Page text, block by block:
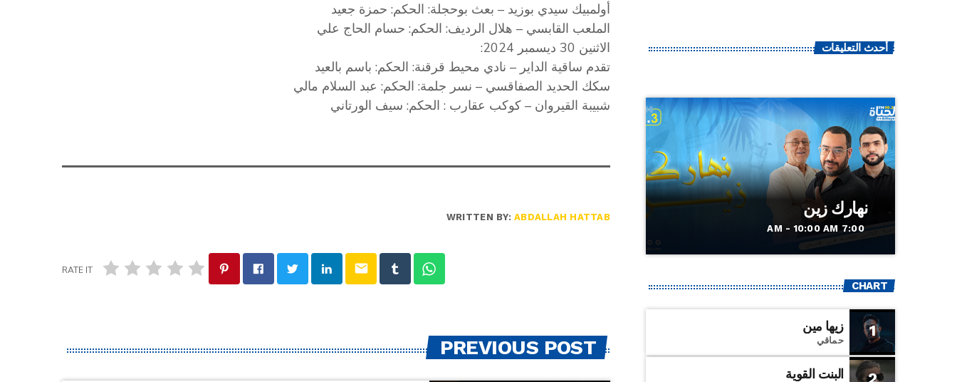
أولمبيك سيدي بوزيد – بعث بوحجلة: الحكم: حمزة جعيد
الملعب القابسي – هلال الرديف: الحكم: حسام الحاج علي
الاثنين 30 ديسمبر 2024:
تقدم ساقية الداير – نادي محيط قرقنة: الحكم: باسم بالعيد
سكك الحديد الصفاقسي – نسر جلمة: الحكم: عبد السلام مالي
شبيبة القيروان – كوكب عقارب : الحكم: سيف الورتاني
WRITTEN BY:ABDALLAH HATTAB
email
RATE IT
PREVIOUS POST
أحدث التعليقات
نهارك زين
7:00 AM - 10:00 AM
CHART
1 زيها مين
حماقي
2 البنت القوية